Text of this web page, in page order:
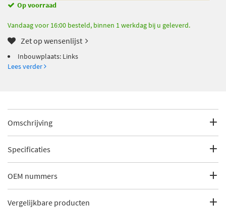
Op voorraad
Vandaag voor 16:00 besteld, binnen 1 werkdag bij u geleverd.
Zet op wensenlijst
Inbouwplaats: Links
Lees verder
Omschrijving
Inbouwplaats: Links
EAN: 8717475095395
Specificaties
Fabrikantcode
OEM nummers
Skoda
Vergelijkbare producten